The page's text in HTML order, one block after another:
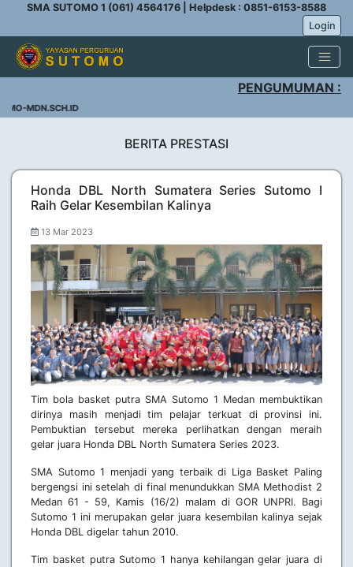
SMA SUTOMO 1 (061) 4564176 | Helpdesk : 0851-6153-8588
Login
PENGUMUMAN :
MDN.SCH.ID
BERITA PRESTASI
Honda DBL North Sumatera Series Sutomo I
Raih Gelar Kesembilan Kalinya
13 Mar 2023
Tim bola basket putra SMA Sutomo 1 Medan membuktikan
dirinya masih menjadi tim pelajar terkuat di provinsi ini.
Pembuktian tersebut mereka perlihatkan dengan meraih
gelar juara Honda DBL North Sumatera Series 2023.
SMA Sutomo 1 menjadi yang terbaik di Liga Basket Paling
bergengsi ini setelah di final menundukkan SMA Methodist 2
Medan 61 - 59, Kamis (16/2) malam di GOR UNPRI. Bagi
Sutomo 1 ini merupakan gelar juara kesembilan kalinya sejak
Honda DBL digelar tahun 2010.
Tim basket putra Sutomo 1 hanya kehilangan gelar juara di